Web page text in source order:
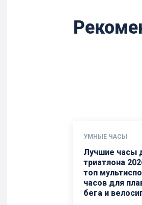
УМНЫЕ ЧАСЫ
Лучшие часы
триатлона
топ
часов для
бега и